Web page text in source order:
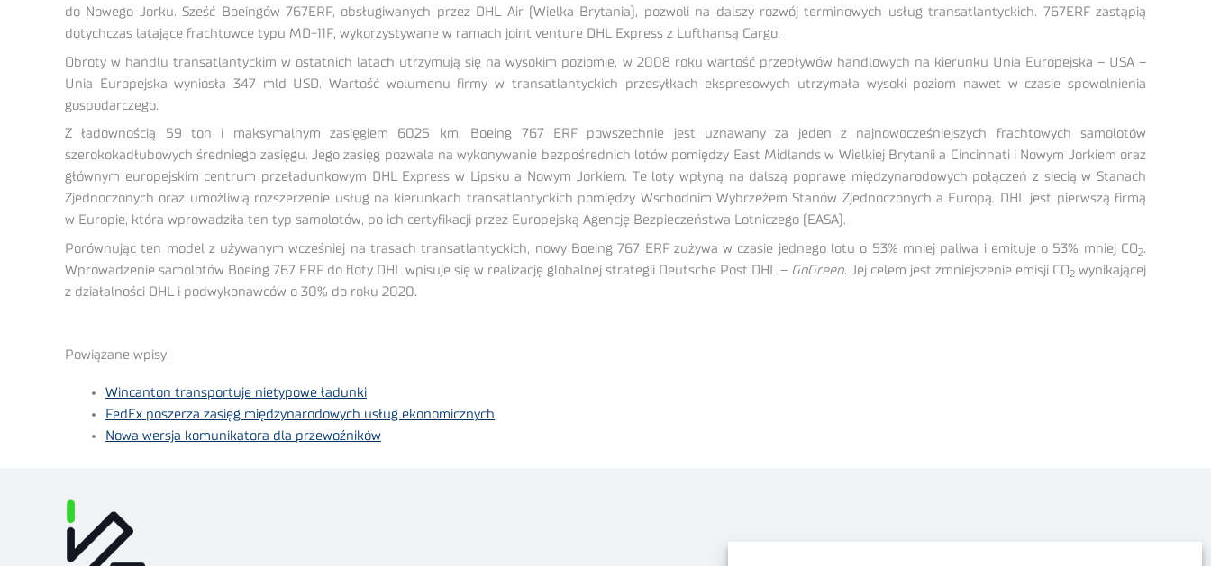
do Nowego Jorku. Sześć Boeingów 767ERF, obsługiwanych przez DHL Air (Wielka Brytania), pozwoli na dalszy rozwój terminowych usług transatlantyckich. 767ERF zastąpią
dotychczas latające frachtowce typu MD-11F, wykorzystywane w ramach joint venture DHL Express z Lufthansą Cargo.
Obroty w handlu transatlantyckim w ostatnich latach utrzymują się na wysokim poziomie, w 2008 roku wartość przepływów handlowych na kierunku Unia Europejska – USA –
Unia Europejska wyniosła 347 mld USD. Wartość wolumenu firmy w transatlantyckich przesyłkach ekspresowych utrzymała wysoki poziom nawet w czasie spowolnienia
gospodarczego.
Z ładownością 59 ton i maksymalnym zasięgiem 6025 km, Boeing 767 ERF powszechnie jest uznawany za jeden z najnowocześniejszych frachtowych samolotów
szerokokadłubowych średniego zasięgu. Jego zasięg pozwala na wykonywanie bezpośrednich lotów pomiędzy East Midlands w Wielkiej Brytanii a Cincinnati i Nowym Jorkiem oraz
głównym europejskim centrum przeładunkowym DHL Express w Lipsku a Nowym Jorkiem. Te loty wpłyną na dalszą poprawę międzynarodowych połączeń z siecią w Stanach
Zjednoczonych oraz umożliwią rozszerzenie usług na kierunkach transatlantyckich pomiędzy Wschodnim Wybrzeżem Stanów Zjednoczonych a Europą. DHL jest pierwszą firmą
w Europie, która wprowadziła ten typ samolotów, po ich certyfikacji przez Europejską Agencję Bezpieczeństwa Lotniczego (EASA).
Porównując ten model z używanym wcześniej na trasach transatlantyckich, nowy Boeing 767 ERF zużywa w czasie jednego lotu o 53% mniej paliwa i emituje o 53% mniej CO2.
Wprowadzenie samolotów Boeing 767 ERF do floty DHL wpisuje się w realizację globalnej strategii Deutsche Post DHL – GoGreen. Jej celem jest zmniejszenie emisji CO2 wynikającej
z działalności DHL i podwykonawców o 30% do roku 2020.
Powiązane wpisy:
Wincanton transportuje nietypowe ładunki
FedEx poszerza zasięg międzynarodowych usług ekonomicznych
Nowa wersja komunikatora dla przewoźników